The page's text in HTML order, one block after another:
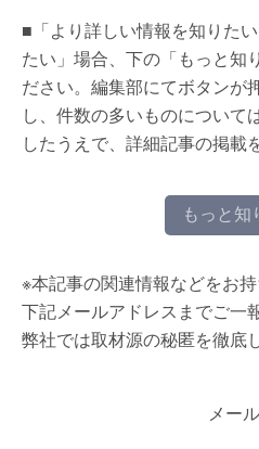
■「より詳しい情報を知りた
たい」場合、下の「もっと知
ださい。編集部にてボタンが
し、件数の多いものについて
したうえで、詳細記事の掲載
もっと知
※本記事の関連情報などをお
下記メールアドレスまでご一
弊社では取材源の秘匿を徹底
メー